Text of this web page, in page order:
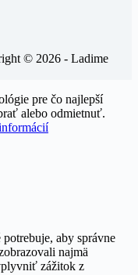
© 2026 - Ladime
pre čo najlepší
alebo odmietnuť.
aby správne
najmä
zážitok z